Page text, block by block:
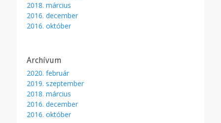
2018. március
2016. december
2016. október
Archívum
2020. február
2019. szeptember
2018. március
2016. december
2016. október